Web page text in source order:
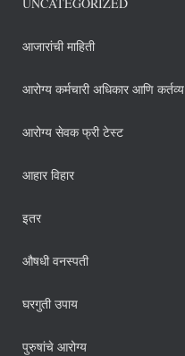
आजारांची माहिती
आरोग्य कर्मचारी अधिकार आणि कर्तव्य
आरोग्य सेवक फ्री टेस्ट
आहार विहार
इतर
औषधी वनस्पती
घरगुती उपाय
पुरुषांचे आरोग्य